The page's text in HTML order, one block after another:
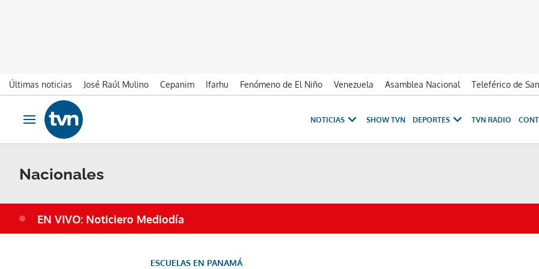
Últimas noticias José Raúl Mulino Cepanim Ifarhu Fenómeno de El Niño Venezuela Asamblea Nacional Teleférico de
Ir al contenido
Obrir navegació
NOTICIAS SHOW TVN DEPORTES TVN RADIO
Nacionales
EN VIVO: Noticiero Mediodía
ESCUELAS EN PANAMÁ